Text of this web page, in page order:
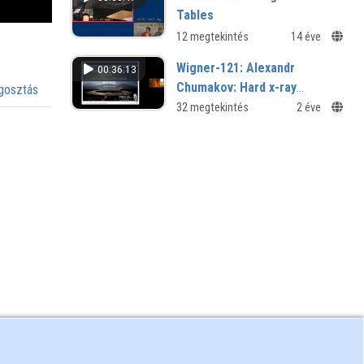
Tables
12 megtekintés 14 éve
00:36:13
Wigner-121: Alexandr
Chumakov: Hard x-ray
spectrograph and anomalous
32 megtekintés 2 éve